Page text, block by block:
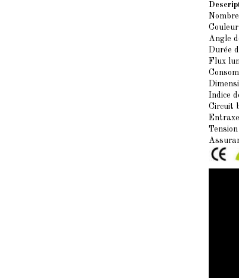
Angle
Durée
Flux
Indice
Circuit
Tension